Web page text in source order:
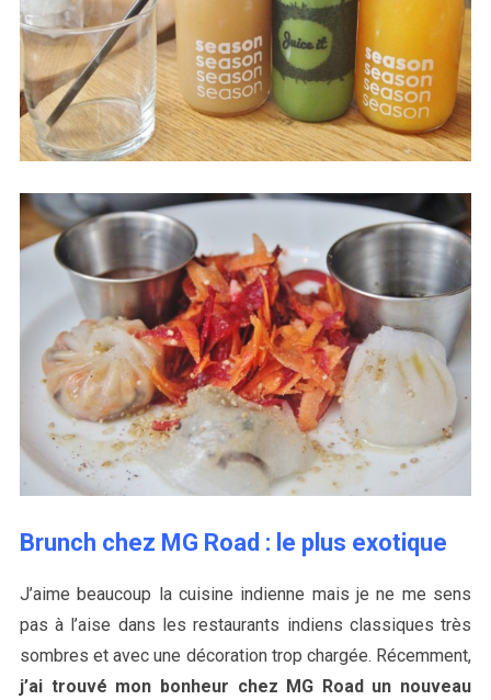
Brunch chez MG Road : le plus exotique
J’aime beaucoup la cuisine indienne mais je ne me sens
pas à l’aise dans les restaurants indiens classiques très
sombres et avec une décoration trop chargée. Récemment,
j’ai trouvé mon bonheur chez MG Road un nouveau